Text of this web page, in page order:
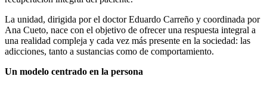
La unidad, dirigida por el doctor Eduardo Carreño y coordinada por
Ana Cueto, nace con el objetivo de ofrecer una respuesta integral a
una realidad compleja y cada vez más presente en la sociedad: las
adicciones, tanto a sustancias como de comportamiento.
Un modelo centrado en la persona